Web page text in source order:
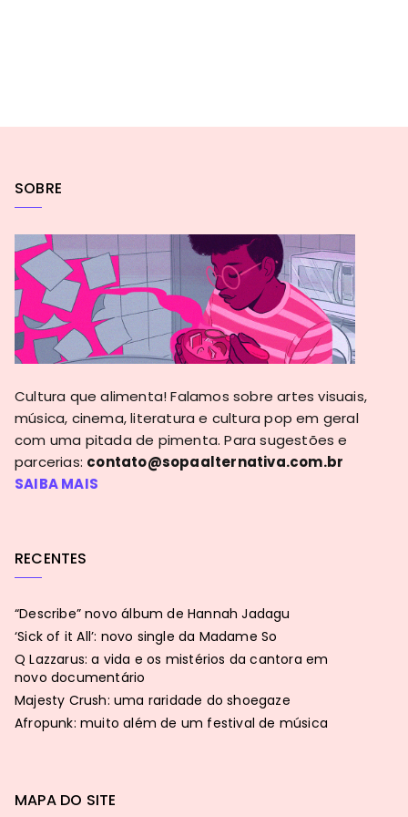
SOBRE
Cultura que alimenta! Falamos sobre artes visuais,
música, cinema, literatura e cultura pop em geral
com uma pitada de pimenta. Para sugestões e
parcerias: contato@sopaalternativa.com.br
SAIBA MAIS
RECENTES
“Describe” novo álbum de Hannah Jadagu
‘Sick of it All’: novo single da Madame So
Q Lazzarus: a vida e os mistérios da cantora em
novo documentário
Majesty Crush: uma raridade do shoegaze
Afropunk: muito além de um festival de música
MAPA DO SITE